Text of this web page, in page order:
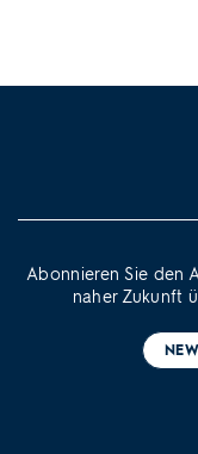
Abonnieren Sie den
naher Zukunft